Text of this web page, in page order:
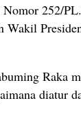
Nomor 252/
Wakil
Raka
diatur